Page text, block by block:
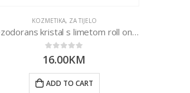
KOZMETIKA, ZA TIJELO
Dezodorans kristal s limetom roll on 50ml
0 out of 5
16.00KM
ADD TO CART